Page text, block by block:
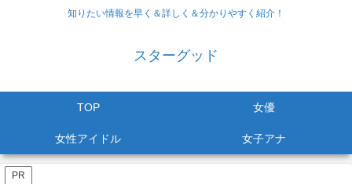
知りたい情報を早く＆詳しく＆分かりやすく紹介！
スターグッド
TOP 女優
女性アイドル 女子アナ
PR